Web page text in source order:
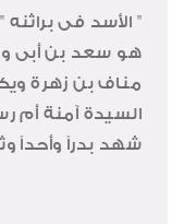
" الأسد فى براثنه "
هو سعد بن أبى
مناف بن زهرة
السيدة آمنة أم
شهد بدراً وأحداً